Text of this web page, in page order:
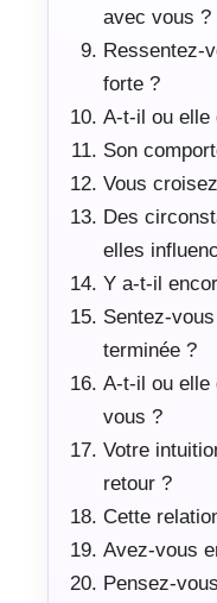
avec vous ?
Ressentez-
forte ?
A-t-il ou elle
Son
Vous
Des
elles
Y a-t-il
Sentez-vous
terminée ?
A-t-il ou elle
vous ?
Votre
retour ?
Cette
Avez-vous
Pensez-